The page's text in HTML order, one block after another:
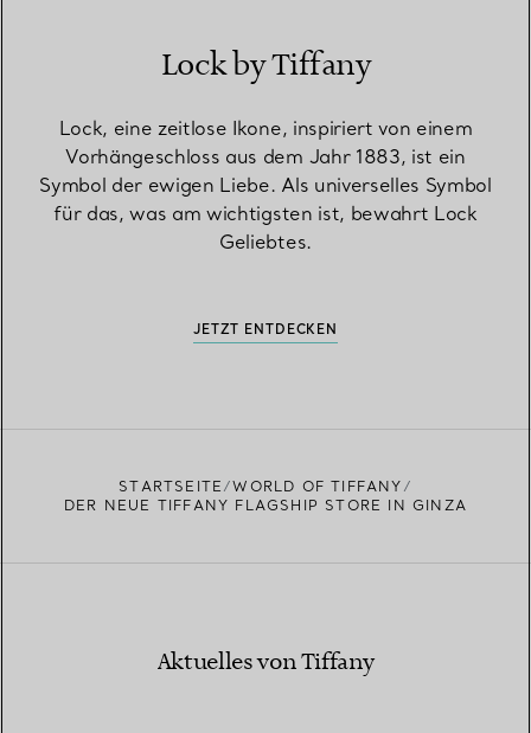
Lock by Tiffany
Lock, eine zeitlose Ikone, inspiriert von einem
Vorhängeschloss aus dem Jahr 1883, ist ein
Symbol der ewigen Liebe. Als universelles Symbol
für das, was am wichtigsten ist, bewahrt Lock
Geliebtes.
JETZT ENTDECKEN
STARTSEITE
WORLD OF TIFFANY
DER NEUE TIFFANY FLAGSHIP STORE IN GINZA
Aktuelles von Tiffany